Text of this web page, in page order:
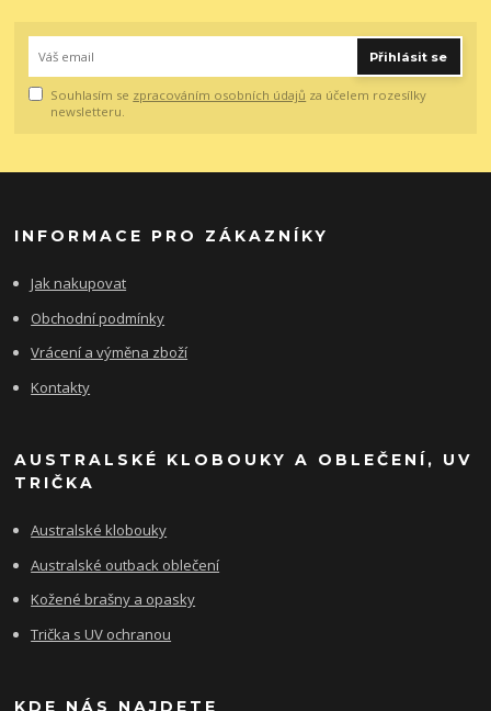
Přihlásit se
Souhlasím se zpracováním osobních údajů za účelem rozesílky
newsletteru.
INFORMACE PRO ZÁKAZNÍKY
Jak nakupovat
Obchodní podmínky
Vrácení a výměna zboží
Kontakty
AUSTRALSKÉ KLOBOUKY A OBLEČENÍ, UV
TRIČKA
Australské klobouky
Australské outback oblečení
Kožené brašny a opasky
Trička s UV ochranou
KDE NÁS NAJDETE